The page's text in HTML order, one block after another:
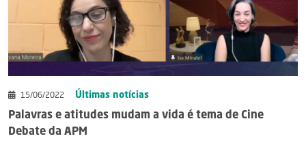
15/06/2022 Últimas notícias
Palavras e atitudes mudam a vida é tema de Cine
Debate da APM